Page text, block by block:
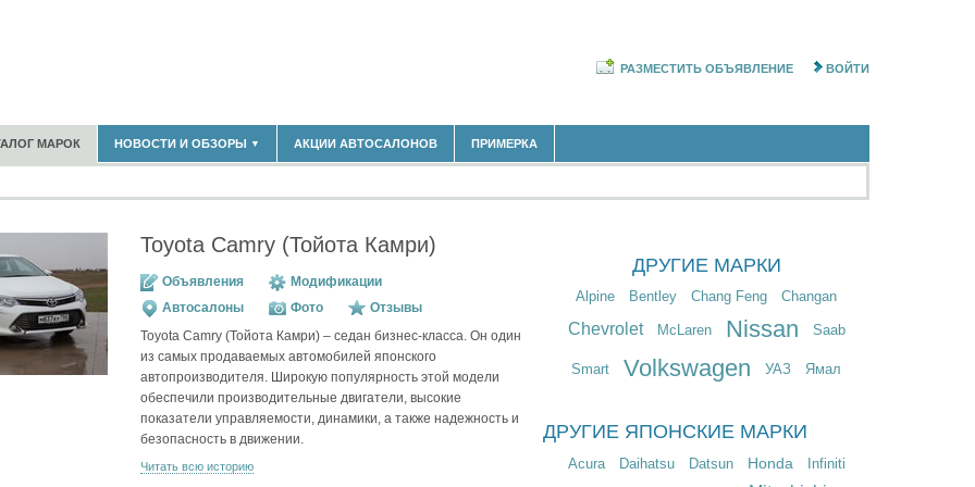
(14298)
РАЗМЕСТИТЬ ОБЪЯВЛЕНИЕ ВОЙТИ
МАРОК НОВОСТИ И ОБЗОРЫ ▼
МАТЕРИАЛЫ ПАРТНЕРОВ
ВЫСТАВКИ И АВТОСАЛОНЫ
АКЦИИ АВТОСАЛОНОВ ПРИМЕРКА
Toyota Camry (Тойота Камри)
Объявления
Модификации
Автосалоны
Фото
Отзывы
Toyota Camry (Тойота Камри) – седан бизнес-класса. Он один
из самых продаваемых автомобилей японского
автопроизводителя. Широкую популярность этой модели
обеспечили производительные двигатели, высокие
показатели управляемости, динамики, а также надежность и
безопасность в движении.
Читать всю историю
ДРУГИЕ МАРКИ
Alpine Bentley Chang Feng Changan
Chevrolet McLaren Nissan Saab
Smart Volkswagen УАЗ Ямал
ДРУГИЕ ЯПОНСКИЕ МАРКИ
Acura Daihatsu Datsun Honda
Infiniti